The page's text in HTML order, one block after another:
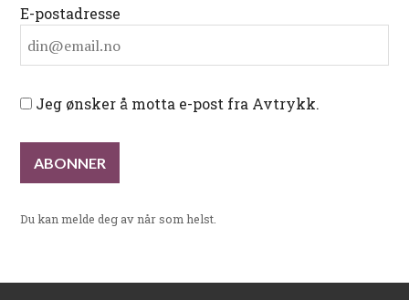
E-postadresse
Jeg ønsker å motta e-post fra Avtrykk.
Du kan melde deg av når som helst.